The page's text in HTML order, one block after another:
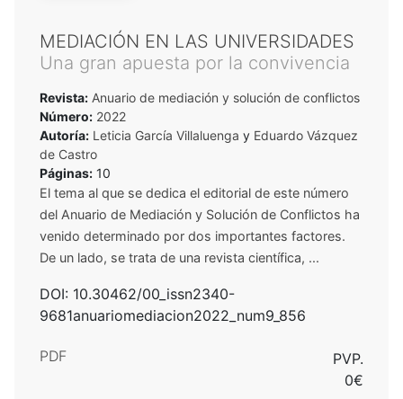
MEDIACIÓN EN LAS UNIVERSIDADES
Una gran apuesta por la convivencia
Revista: Anuario de mediación y solución de conflictos
Número: 2022
Autoría: Leticia García Villaluenga y Eduardo Vázquez
de Castro
Páginas: 10
El tema al que se dedica el editorial de este número
del Anuario de Mediación y Solución de Conflictos ha
venido determinado por dos importantes factores.
De un lado, se trata de una revista científica, ...
DOI: 10.30462/00_issn2340-
9681anuariomediacion2022_num9_856
PDF
PVP.
0€